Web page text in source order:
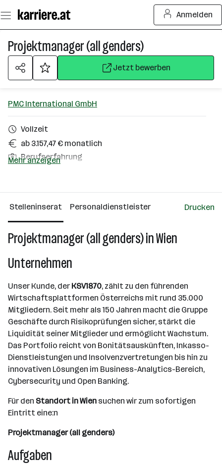
Seiteninhalt
springen
Anmelden
Projektmanager (all genders)
Jetzt bewerben
PMC International GmbH
Vollzeit
ab 3.157,47 € monatlich
Berufserfahrung
Wien
Mehr anzeigen
Stelleninserat Personaldienstleister Drucken
Projektmanager (all genders) in Wien
Unternehmen
Unser Kunde, der KSV1870, zählt zu den führenden
Wirtschaftsplattformen Österreichs mit rund 35.000
Mitgliedern. Seit mehr als 150 Jahren macht die Gruppe
Geschäfte durch Risikoprüfungen sicher, stärkt die
Liquidität seiner Mitglieder und ermöglicht Wachstum.
Das Portfolio reicht von Bonitätsauskünften, Inkasso-
Dienstleistungen und Insolvenzvertretungen bis hin zu
innovativen Lösungen im Business-Analytics-Bereich,
Cybersecurity und Open Banking.
Für den Standort in Wien suchen wir zum sofortigen
Eintritt eine:n
Projektmanager (all genders)
Aufgaben